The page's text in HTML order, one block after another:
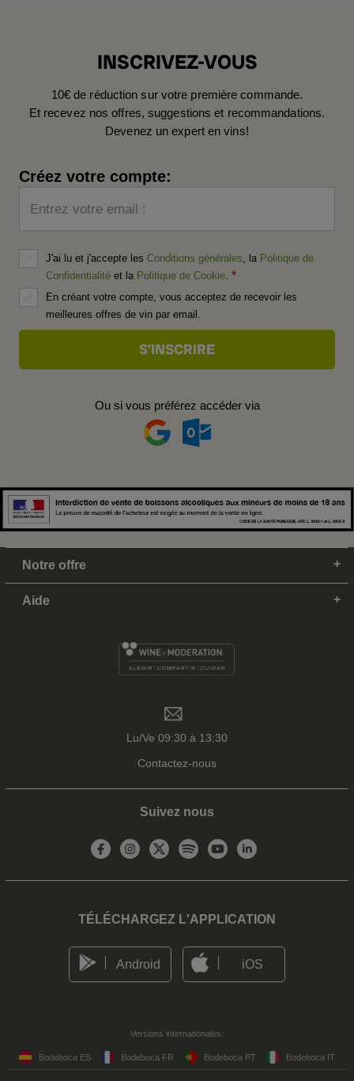
INSCRIVEZ-VOUS
10€ de réduction sur votre première commande.
Et recevez nos offres, suggestions et recommandations.
Devenez un expert en vins!
Créez votre compte:
Entrez votre email :
J'ai lu et j'accepte les Conditions générales , la Politique de
Confidentialité et la Politique de Cookie
En créant votre compte, vous acceptez de recevoir les
meilleures offres de vin par email.
Ou si vous préférez accéder via
Notre offre
Aide
Lu/Ve 09:30 à 13:30
Contactez-nous
Suivez nous
TÉLÉCHARGEZ L'APPLICATION
Android iOS
Versions internationales:
Bodeboca ES Bodeboca FR Bodeboca PT Bodeboca IT